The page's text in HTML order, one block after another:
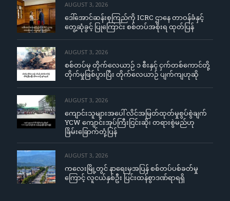
AUGUST 3, 2026
ဒေါ်အောင်ဆန်းစုကြည်ကို ICRC ဌာနေ တာဝန်ခံနှင့်
တွေ့ဆုံခွင့် ပြုကြောင်း စစ်တပ်အစိုးရ ထုတ်ပြန်
AUGUST 3, 2026
စစ်တပ်မှ တိုက်လေယာဉ် ၁ စီးနှင့် ငှက်တစ်ကောင်တို့
တိုက်မှုဖြစ်ပွားပြီး တိုက်လေယာဉ် ပျက်ကျဟုဆို
AUGUST 3, 2026
ကျောင်းသူများအပေါ် လိင်အမြတ်ထုတ်မှုစွပ်စွဲချက်
YCW ကျောင်းအုပ်ကြီးငြင်းဆို၊ တရားစွဲမည်ဟု
ခြိမ်းခြောက်တုံ့ပြန်
AUGUST 3, 2026
ကလေးမြို့တွင် နာရေးမှအပြန် စစ်တပ်ပစ်ခတ်မှု
ကြောင့် လူငယ်နှစ်ဦး ပြင်းထန်စွာဒဏ်ရာရရှိ